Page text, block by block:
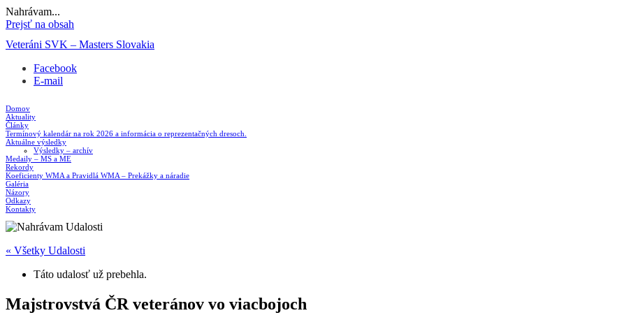
Nahrávam...
Prejsť na obsah
Veteráni SVK – Masters Slovakia
Facebook
E-mail
Domov
Aktuality
Články
Termínový kalendár na rok 2026 a informácia o reprezentačných dresoch.
Aktuálne výsledky
Výsledky – archív
Medaily – MS a ME
Rekordy
Koeficienty WMA a Pravidlá WMA – Prekážky a náradie
Galéria
Názory
Odkazy
Kontakty
« Všetky Udalosti
Táto udalosť už prebehla.
Majstrovstvá ČR veteránov vo viacbojoch